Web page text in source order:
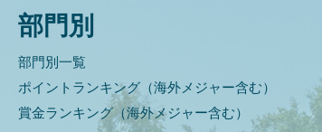
部門別
部門別一覧
ポイントランキング（海外メジャー含む）
賞金ランキング（海外メジャー含む）